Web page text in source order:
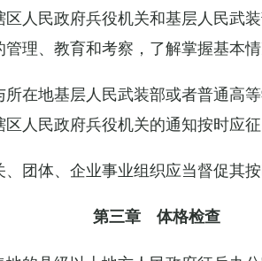
人民政府兵役机关和基层人民武
理、教育和考察，了解掌握基本情
在地基层人民武装部或者普通高
人民政府兵役机关的通知按时应征
团体、企业事业组织应当督促其按
第三章 体格检查